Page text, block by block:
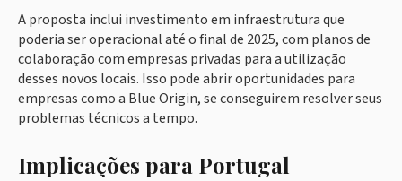
A proposta inclui investimento em infraestrutura que
poderia ser operacional até o final de 2025, com planos de
colaboração com empresas privadas para a utilização
desses novos locais. Isso pode abrir oportunidades para
empresas como a Blue Origin, se conseguirem resolver seus
problemas técnicos a tempo.
Implicações para Portugal